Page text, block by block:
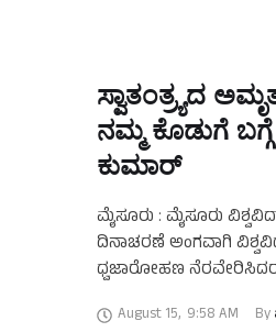
ಸ್ವಾತಂತ್ರ್ಯದ
ನಮ್ಮ ಕೊಡುಗೆ
ಕುಮಾರ್
ಮೈಸೂರು : ಮೈಸೂರು
ದಿನಾಚರಣೆ ಅಂಗವಾಗಿ
ಧ್ವಜಾರೋಹಣ
August 15, 9:58 AM By